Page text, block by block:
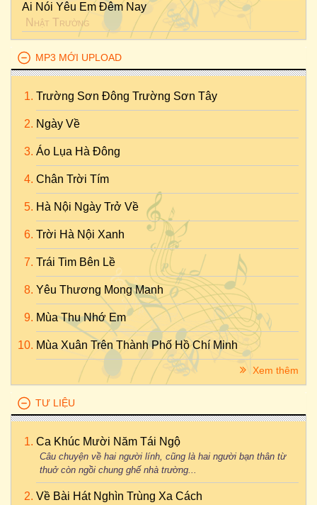
Ai Nói Yêu Em Đêm Nay
Nhật Trường
MP3 MỚI UPLOAD
Trường Sơn Đông Trường Sơn Tây
Ngày Về
Áo Lụa Hà Đông
Chân Trời Tím
Hà Nội Ngày Trở Về
Trời Hà Nội Xanh
Trái Tim Bên Lề
Yêu Thương Mong Manh
Mùa Thu Nhớ Em
Mùa Xuân Trên Thành Phố Hồ Chí Minh
Xem thêm
TƯ LIỆU
Ca Khúc Mười Năm Tái Ngộ
Câu chuyện về hai người lính, cũng là hai người bạn thân từ
thuở còn ngồi chung ghế nhà trường...
Về Bài Hát Nghìn Trùng Xa Cách